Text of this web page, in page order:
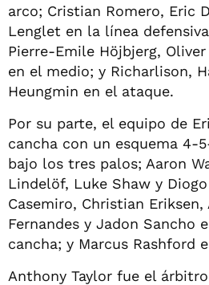
arco; Cristian Romero, Eric
Lenglet en la línea
Pierre-Emile Höjbjerg,
en el medio; y Richarlison,
Heungmin en el ataque.
Por su parte, el equipo de
cancha con un esquema 4-
bajo los tres palos; Aaron
Lindelöf, Luke Shaw y
Casemiro, Christian
Fernandes y Jadon Sancho
cancha; y Marcus Rashford
Anthony Taylor fue el